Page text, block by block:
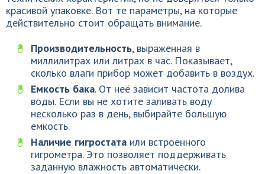
красивой упаковке. Вот те параметры, на которые
действительно стоит обращать внимание.
Производительность, выраженная в
миллилитрах или литрах в час. Показывает,
сколько влаги прибор может добавить в воздух.
Емкость бака. От неё зависит частота долива
воды. Если вы не хотите заливать воду
несколько раз в день, выбирайте большую
емкость.
Наличие гигростата или встроенного
гигрометра. Это позволяет поддерживать
заданную влажность автоматически.